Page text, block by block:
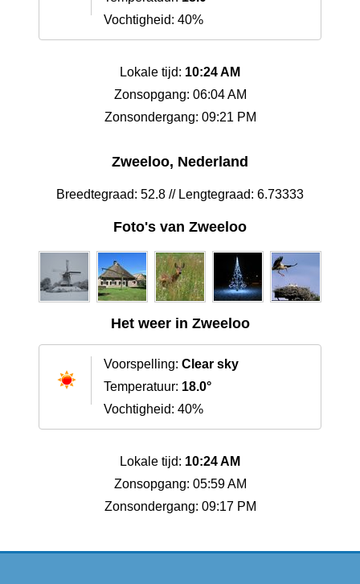
Vochtigheid: 40%
Lokale tijd: 10:24 AM
Zonsopgang: 06:04 AM
Zonsondergang: 09:21 PM
Zweeloo, Nederland
Breedtegraad: 52.8 // Lengtegraad: 6.73333
Foto's van Zweeloo
Het weer in Zweeloo
Voorspelling: Clear sky
Temperatuur: 18.0°
Vochtigheid: 40%
Lokale tijd: 10:24 AM
Zonsopgang: 05:59 AM
Zonsondergang: 09:17 PM